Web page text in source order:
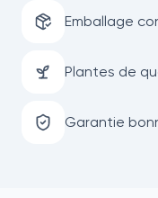
Emballage
Plantes de
Garantie